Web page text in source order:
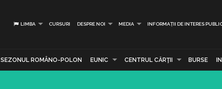
LIMBA CURSURI DESPRE NOI MEDIA INFORMAȚII DE INTERES
SEZONUL ROMÂNO-POLON EUNIC CENTRUL CĂRŢII BURSE